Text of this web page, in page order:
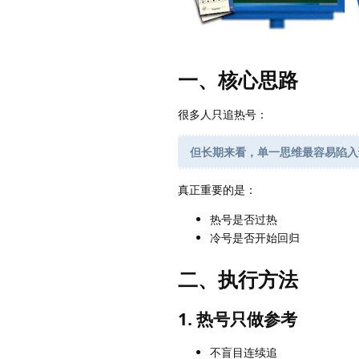
一、核心思路
很多人只追热号：
但长期来看，单一思维最容易陷
真正重要的是：
热号是否过热
冷号是否开始回归
二、执行方法
1. 热号只做参考
不盲目连续追